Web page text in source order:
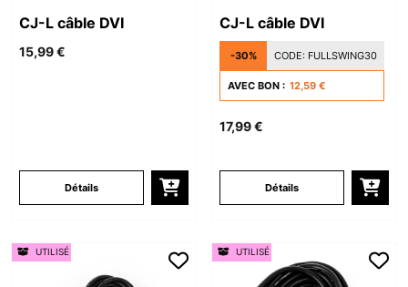
CJ-L câble DVI
15,99 €
Détails
CJ-L câble DVI
-30% CODE: FULLSWING30
AVEC BON : 12,59 €
17,99 €
Détails
UTILISÉ UTILISÉ